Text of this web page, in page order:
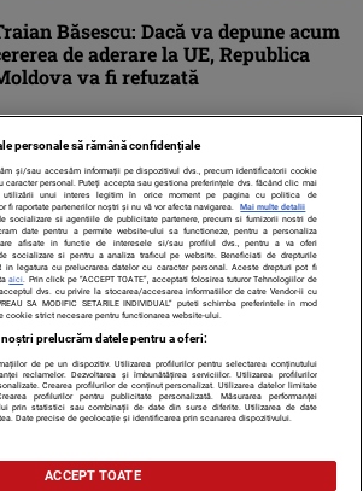
Băsescu: Dacă va depune acum
de aderare la UE, Republica
va fi refuzată
Despre noi Termeni și condiții
a 250 de semne. Nici o instituţie sau persoană
media, firme de monitorizare) nu poate reproduce
personale să rămână confidențiale
și/sau accesăm informații pe dispozitivul dvs., precum identificatorii cookie
caracter personal. Puteți accepta sau gestiona preferințele dvs. făcând clic mai
utilizării unui interes legitim în orice moment pe pagina cu politica de
fi raportate partenerilor noștri și nu vă vor afecta navigarea.
Mai multe detalii
socializare si agentiile de publicitate partenere, precum si furnizorii nostri de
date pentru a permite website-ului sa functioneze, pentru a personaliza
afisate in functie de interesele si/sau profilul dvs., pentru a va oferi
socializare si pentru a analiza traficul pe website. Beneficiati de drepturile
in legatura cu prelucrarea datelor cu caracter personal. Aceste drepturi pot fi
aici . Prin click pe “ACCEPT TOATE”, acceptati folosirea tuturor Tehnologiilor de
dvs. cu privire la stocarea/accesarea informatiilor de catre Vendor-ii cu
SA MODIFIC SETARILE INDIVIDUAL” puteti schimba preferintele in mod
cookie strict necesare pentru functionarea website-ului.
prelucrăm datele pentru a oferi:
de pe un dispozitiv. Utilizarea profilurilor pentru selectarea conținutului
reclamelor. Dezvoltarea și îmbunătățirea serviciilor. Utilizarea profilurilor
Crearea profilurilor de conținut personalizat. Utilizarea datelor limitate
profilurilor pentru publicitate personalizată. Măsurarea performanței
prin statistici sau combinații de date din surse diferite. Utilizarea de date
Date precise de geolocație și identificarea prin scanarea dispozitivului.
ACCEPT TOATE